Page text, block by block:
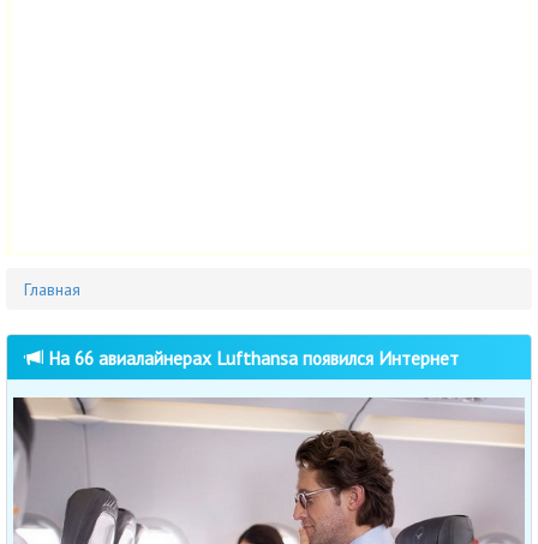
Главная
На 66 авиалайнерах Lufthansa появился Интернет